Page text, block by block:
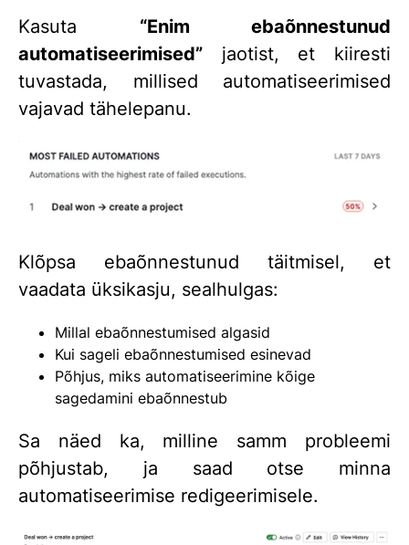
Kasuta “Enim ebaõnnestunud
automatiseerimised” jaotist, et kiiresti
tuvastada, millised automatiseerimised
vajavad tähelepanu.
Klõpsa ebaõnnestunud täitmisel, et
vaadata üksikasju, sealhulgas:
Millal ebaõnnestumised algasid
Kui sageli ebaõnnestumised esinevad
Põhjus, miks automatiseerimine kõige
sagedamini ebaõnnestub
Sa näed ka, milline samm probleemi
põhjustab, ja saad otse minna
automatiseerimise redigeerimisele.